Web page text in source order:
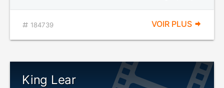
184739 VOIR PLUS
King Lear